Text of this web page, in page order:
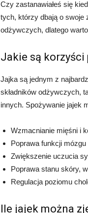
Czy zastanawiałeś się
tych, którzy dbają o swoje
odżywczych, dlatego
Jakie są korzyści
Jajka są jednym z
składników odżywczych,
innych. Spożywanie jajek
Wzmacnianie mięśni i
Poprawa funkcji
Zwiększenie uczucia
Poprawa stanu skóry,
Regulacja poziomu
Ile jajek można